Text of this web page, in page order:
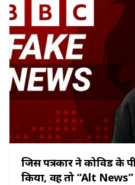
जिस पत्रकार ने कोविड के
किया, वह तो “Alt News”